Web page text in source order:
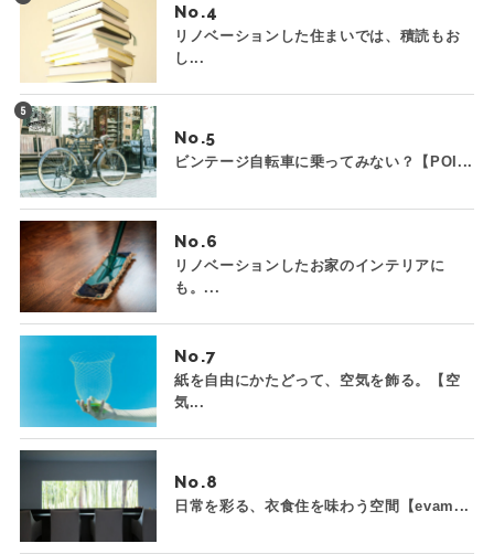
No.
リノベーションした住まいでは、積読もお
し...
No.
ビンテージ自転車に乗ってみない？【POI...
No.
リノベーションしたお家のインテリアに
も。...
No.
紙を自由にかたどって、空気を飾る。【空
気...
No.
日常を彩る、衣食住を味わう空間【evam...